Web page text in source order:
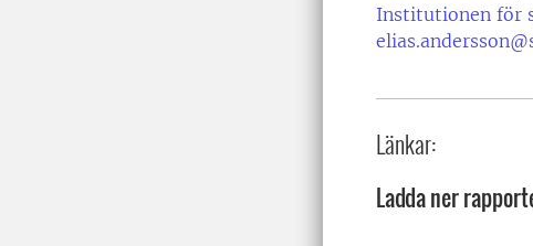
Institutionen för
Länkar:
Ladda ner